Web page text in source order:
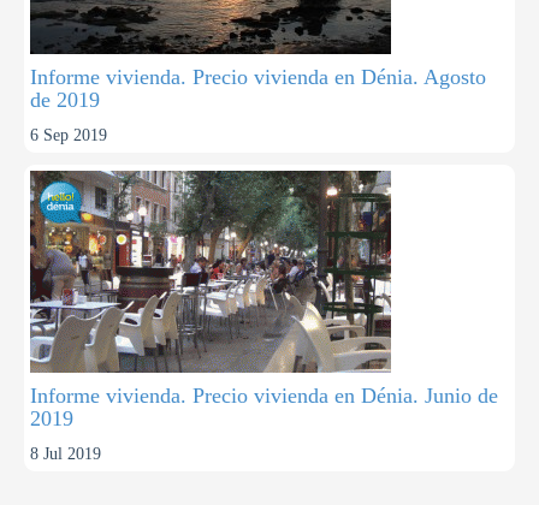
Informe vivienda. Precio vivienda en Dénia. Agosto
de 2019
6 Sep 2019
Informe vivienda. Precio vivienda en Dénia. Junio de
2019
8 Jul 2019